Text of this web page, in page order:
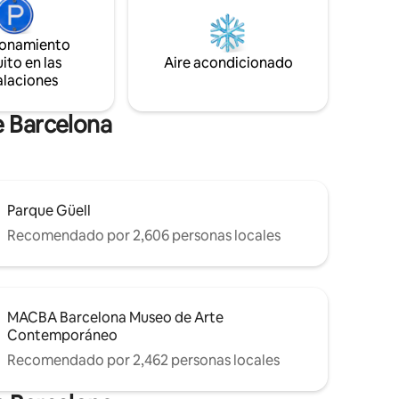
son
a la
agradables. Desde su balcón podrás
observar el vital ritmo de la ciudad y
embelesarte con las vistas a la Pedrera
en las
Aire acondicionado
Barcelona
Parque Güell
Recomendado por 2,606 personas locales
MACBA Barcelona Museo de Arte
Contemporáneo
Recomendado por 2,462 personas locales